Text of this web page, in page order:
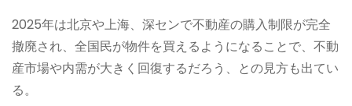
2025年は北京や上海、深センで不動産の購入制限が完全
撤廃され、全国民が物件を買えるようになることで、不動
産市場や内需が大きく回復するだろう、との見方も出てい
る。